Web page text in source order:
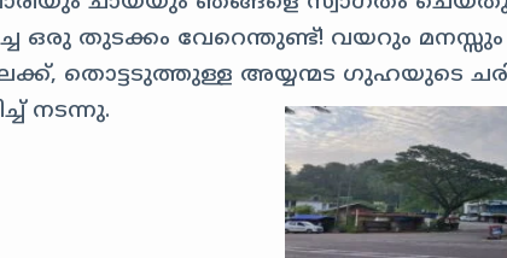
ഒരു തുടക്കം വേറെന്തുണ്ട്! വയറും
തൊട്ടടുത്തുള്ള അയ്യന്മട ഗുഹയുടെ
നടന്നു.